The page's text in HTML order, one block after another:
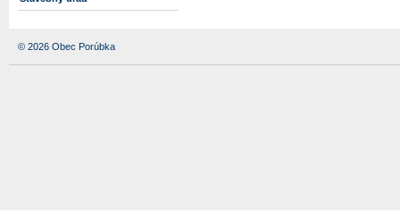
© 2026 Obec Porúbka